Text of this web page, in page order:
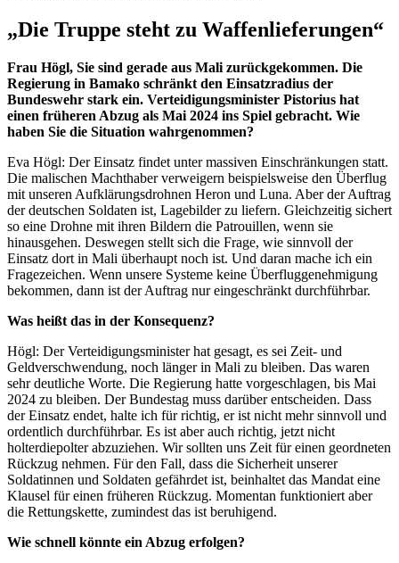
„Die Truppe steht zu Waffenlieferungen“
Frau Högl, Sie sind gerade aus Mali zurückgekommen. Die
Regierung in Bamako schränkt den Einsatzradius der
Bundeswehr stark ein. Verteidigungsminister Pistorius hat
einen früheren Abzug als Mai 2024 ins Spiel gebracht. Wie
haben Sie die Situation wahrgenommen?
Eva Högl: Der Einsatz findet unter massiven Einschränkungen statt.
Die malischen Machthaber verweigern beispielsweise den Überflug
mit unseren Aufklärungsdrohnen Heron und Luna. Aber der Auftrag
der deutschen Soldaten ist, Lagebilder zu liefern. Gleichzeitig sichert
so eine Drohne mit ihren Bildern die Patrouillen, wenn sie
hinausgehen. Deswegen stellt sich die Frage, wie sinnvoll der
Einsatz dort in Mali überhaupt noch ist. Und daran mache ich ein
Fragezeichen. Wenn unsere Systeme keine Überfluggenehmigung
bekommen, dann ist der Auftrag nur eingeschränkt durchführbar.
Was heißt das in der Konsequenz?
Högl: Der Verteidigungsminister hat gesagt, es sei Zeit- und
Geldverschwendung, noch länger in Mali zu bleiben. Das waren
sehr deutliche Worte. Die Regierung hatte vorgeschlagen, bis Mai
2024 zu bleiben. Der Bundestag muss darüber entscheiden. Dass
der Einsatz endet, halte ich für richtig, er ist nicht mehr sinnvoll und
ordentlich durchführbar. Es ist aber auch richtig, jetzt nicht
holterdiepolter abzuziehen. Wir sollten uns Zeit für einen geordneten
Rückzug nehmen. Für den Fall, dass die Sicherheit unserer
Soldatinnen und Soldaten gefährdet ist, beinhaltet das Mandat eine
Klausel für einen früheren Rückzug. Momentan funktioniert aber
die Rettungskette, zumindest das ist beruhigend.
Wie schnell könnte ein Abzug erfolgen?